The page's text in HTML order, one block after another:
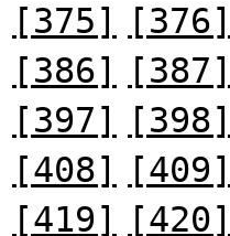
[375]
[376]
[386]
[387]
[397]
[398]
[408]
[409]
[419]
[420]